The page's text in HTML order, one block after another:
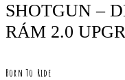
SHOTGUN –
RÁM 2.0
Born To Ride